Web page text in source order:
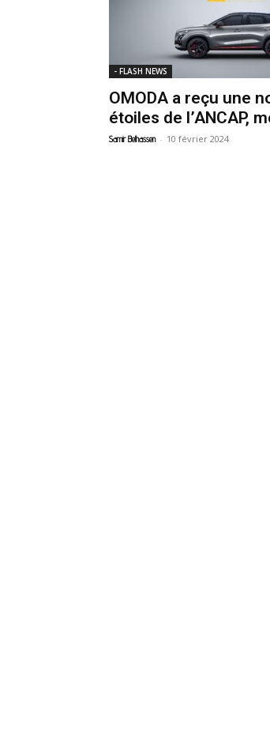
- FLASH NEWS
OMODA a reçu une
étoiles de l’ANCAP,
Samir Belhassen - 10 février 2024